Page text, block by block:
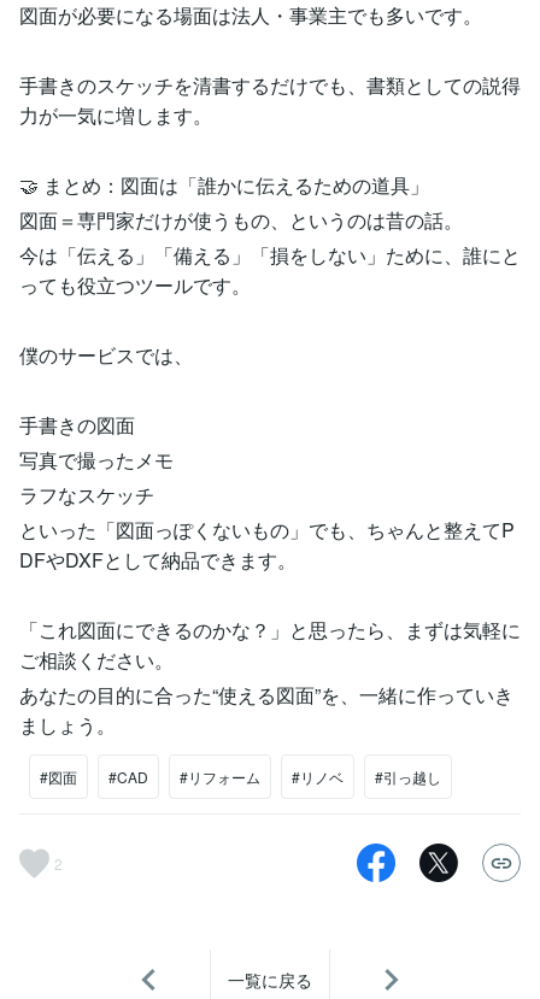
図面が必要になる場面は法人・事業主でも多いです。
手書きのスケッチを清書するだけでも、書類としての説得
力が一気に増します。
🤝 まとめ：図面は「誰かに伝えるための道具」
図面＝専門家だけが使うもの、というのは昔の話。
今は「伝える」「備える」「損をしない」ために、誰にと
っても役立つツールです。
僕のサービスでは、
手書きの図面
写真で撮ったメモ
ラフなスケッチ
といった「図面っぽくないもの」でも、ちゃんと整えてP
DFやDXFとして納品できます。
「これ図面にできるのかな？」と思ったら、まずは気軽に
ご相談ください。
あなたの目的に合った“使える図面”を、一緒に作っていき
ましょう。
#図面 #CAD #リフォーム #リノベ #引っ越し
2
一覧に戻る